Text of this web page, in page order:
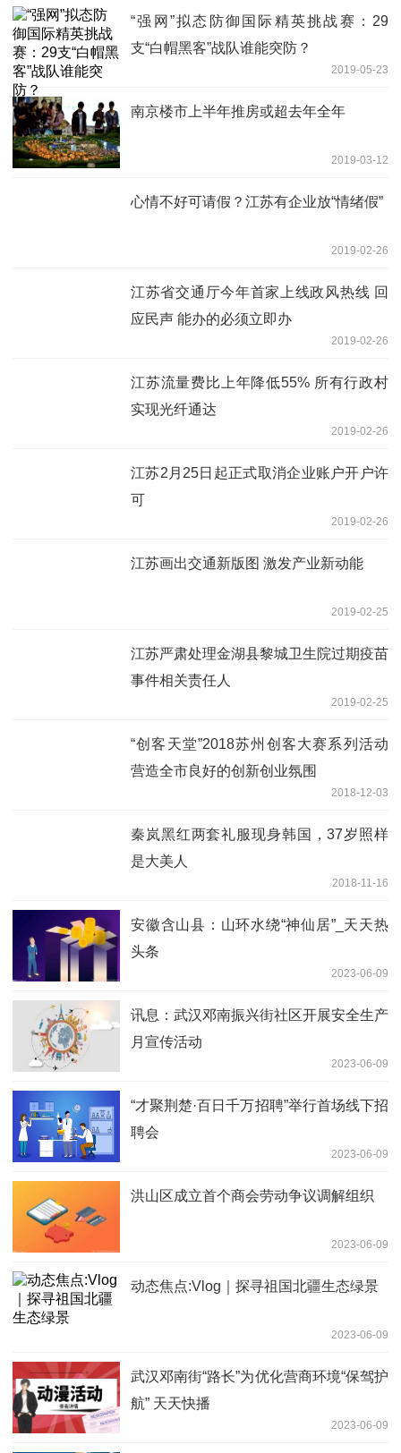
“强网”拟态防御国际精英挑战赛：29
支“白帽黑客”战队谁能突防？
2019-05-23
南京楼市上半年推房或超去年全年
2019-03-12
心情不好可请假？江苏有企业放“情绪假”
2019-02-26
江苏省交通厅今年首家上线政风热线 回
应民声 能办的必须立即办
2019-02-26
江苏流量费比上年降低55% 所有行政村
实现光纤通达
2019-02-26
江苏2月25日起正式取消企业账户开户许
可
2019-02-26
江苏画出交通新版图 激发产业新动能
2019-02-25
江苏严肃处理金湖县黎城卫生院过期疫苗
事件相关责任人
2019-02-25
“创客天堂”2018苏州创客大赛系列活动
营造全市良好的创新创业氛围
2018-12-03
秦岚黑红两套礼服现身韩国，37岁照样
是大美人
2018-11-16
安徽含山县：山环水绕“神仙居”_天天热
头条
2023-06-09
讯息：武汉邓南振兴街社区开展安全生产
月宣传活动
2023-06-09
“才聚荆楚·百日千万招聘”举行首场线下招
聘会
2023-06-09
洪山区成立首个商会劳动争议调解组织
2023-06-09
动态焦点:Vlog｜探寻祖国北疆生态绿景
2023-06-09
武汉邓南街“路长”为优化营商环境“保驾护
航” 天天快播
2023-06-09